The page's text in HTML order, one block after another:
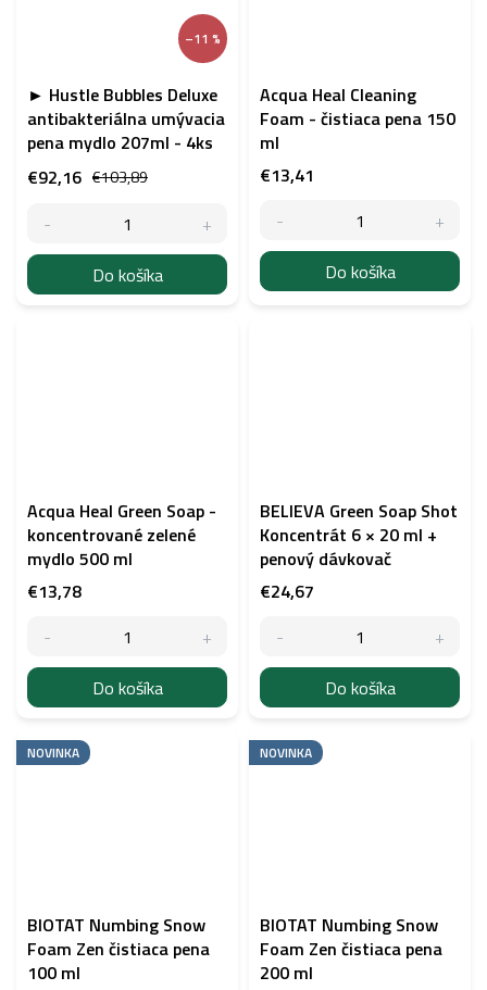
–11 %
► Hustle Bubbles Deluxe
antibakteriálna umývacia
pena mydlo 207ml - 4ks
€103,89
€92,16
Do košíka
Acqua Heal Cleaning
Foam - čistiaca pena 150
ml
€13,41
Do košíka
Acqua Heal Green Soap -
koncentrované zelené
mydlo 500 ml
€13,78
Do košíka
BELIEVA Green Soap Shot
Koncentrát 6 × 20 ml +
penový dávkovač
€24,67
Do košíka
NOVINKA
BIOTAT Numbing Snow
Foam Zen čistiaca pena
100 ml
NOVINKA
BIOTAT Numbing Snow
Foam Zen čistiaca pena
200 ml